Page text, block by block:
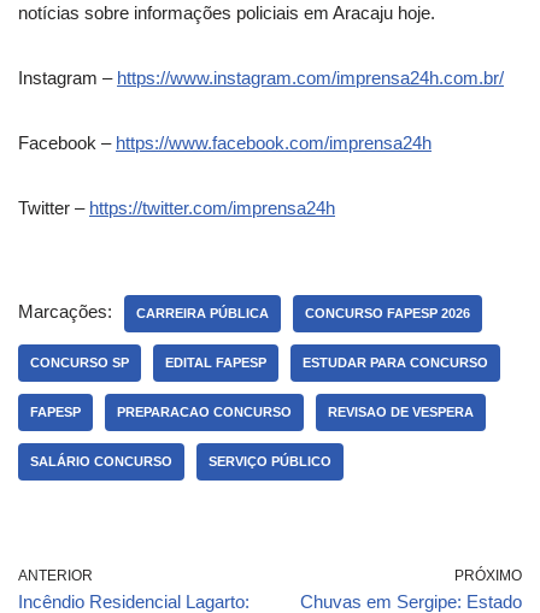
notícias sobre informações policiais em Aracaju hoje.
Instagram – https://www.instagram.com/imprensa24h.com.br/
Facebook – https://www.facebook.com/imprensa24h
Twitter – https://twitter.com/imprensa24h
Marcações: CARREIRA PÚBLICA CONCURSO FAPESP 2026
CONCURSO SP EDITAL FAPESP ESTUDAR PARA CONCURSO
FAPESP PREPARACAO CONCURSO REVISAO DE VESPERA
SALÁRIO CONCURSO SERVIÇO PÚBLICO
ANTERIOR
Incêndio Residencial Lagarto:
PRÓXIMO
Chuvas em Sergipe: Estado